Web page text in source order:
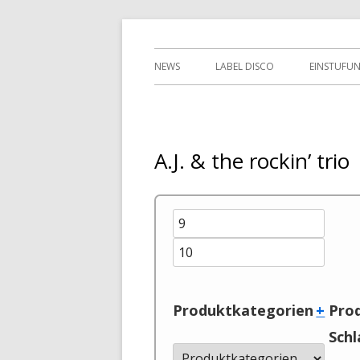
Tessy Records
Primäres
NEWS LABEL DISCO
A.J. & the rockin’ trio
Produktkategorien +